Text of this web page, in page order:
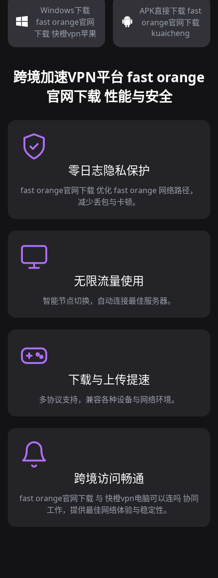
Windows下载
fast orange官网
下载 快橙vpn苹果
APK直接下载 fast
orange官网下载
kuaicheng
跨境加速VPN平台 fast orange
官网下载 性能与安全
零日志隐私保护
fast orange官网下载 优化 fast orange 网络路径，
减少丢包与卡顿。
无限流量使用
智能节点切换，自动连接最佳服务器。
下载与上传提速
多协议支持，兼容各种设备与网络环境。
跨境访问畅通
fast orange官网下载 与 快橙vpn电脑可以连吗 协同
工作，提供最佳网络体验与稳定性。